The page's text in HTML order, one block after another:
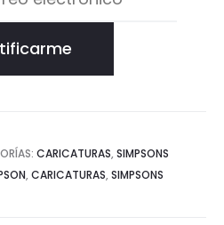
CARICATURAS, SIMPSONS
, CARICATURAS, SIMPSONS